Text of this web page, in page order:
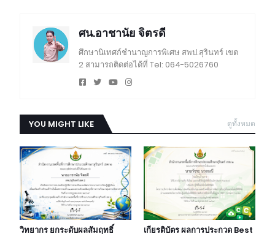
ศน.อาชานัย จิตรดี
ศึกษานิเทศก์ชำนาญการพิเศษ สพป.สุรินทร์ เขต
2 สามารถติดต่อได้ที่ Tel: 064-5026760
YOU MIGHT LIKE ดูทั้งหมด
วิทยากร ยกระดับผลสัมฤทธิ์
เกียรติบัตร ผลการประกวด Best